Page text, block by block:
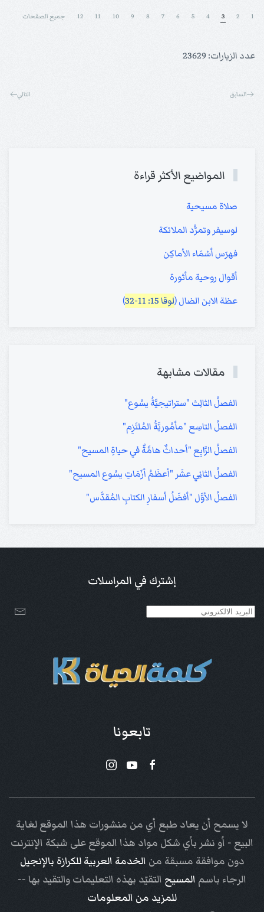
1
2
3
4
5
6
7
8
9
10
11
12 جميع الصفحات
عدد الزيارات: 23629
السابق التالي
المواضيع الأكثر قراءة
صلاة مسيحية
لوسيفر وتمرُّد الملائكة
فهرَس أسْمَاء الأماكِن
أقوال روحية مأثورة
عظة الابن الضال (لوقا 15: 11-32 )
مقالات مشابهة
الفصلُ الثالِث "ستراتيجيَّةُ يسُوع"
الفصلُ التاسِع "مأمُوريَّةُ المُلتَزِم"
الفصلُ الرَّابِع "أحداثٌ هامَّةٌ في حياةِ المسيح"
الفصلُ الثانِي عشَر "أعظَمُ أزَمَاتِ يسُوع المسيح"
الفصلُ الأوَّل "أفضَلُ أسفارِ الكتابِ المُقدَّس"
إشترك في المراسلات
تابعونا
لا يسمح أن يعاد طبع أي من منشورات هذا الموقع لغاية
البيع - أو نشر بأي شكل مواد هذا الموقع على شبكة الإنترنت
دون موافقة مسبقة من الخدمة العربية للكرازة بالإنجيل
الرجاء باسم المسيح التقيّد بهذه التعليمات والتقيد بها --
للمزيد من المعلومات